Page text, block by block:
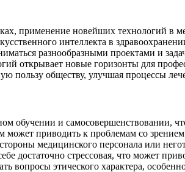
применение новейших технологий в
интеллекта в
разнообразными проектами и
открывает новые горизонты для
пользу обществу, улучшая процессы
обучении и самосовершенствовании,
может приводить к проблемам со
медицинского персонала или
достаточно стрессовая, что может
вопросы этического характера,